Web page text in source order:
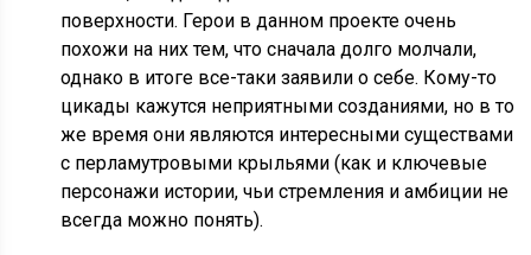
поверхности. Герои в данном проекте очень
похожи на них тем, что сначала долго молчали,
однако в итоге все-таки заявили о себе. Кому-то
цикады кажутся неприятными созданиями, но в то
же время они являются интересными существами
с перламутровыми крыльями (как и ключевые
персонажи истории, чьи стремления и амбиции не
всегда можно понять).